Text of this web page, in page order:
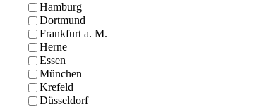
Hamburg
Dortmund
Frankfurt a. M.
Herne
Essen
München
Krefeld
Düsseldorf